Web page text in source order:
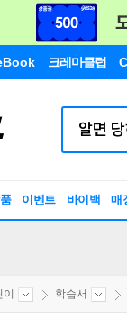
크레마클럽
이벤트 바이백 매
학습서